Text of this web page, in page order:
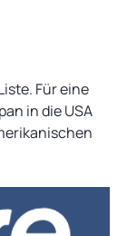
Für eine
in die USA